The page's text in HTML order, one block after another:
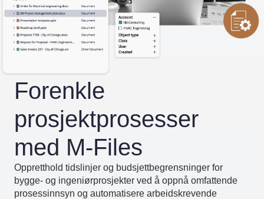
Forenkle
prosjektprosesser
med M-Files
Oppretthold tidslinjer og budsjettbegrensninger for
bygge- og ingeniørprosjekter ved å oppnå omfattende
prosessinnsyn og automatisere arbeidskrevende